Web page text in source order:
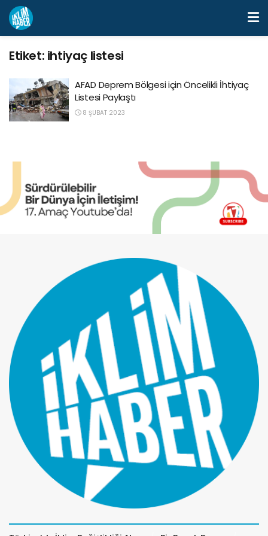
Etiket: ihtiyaç listesi
AFAD Deprem Bölgesi için Öncelikli İhtiyaç
Listesi Paylaştı
8 ŞUBAT 2023